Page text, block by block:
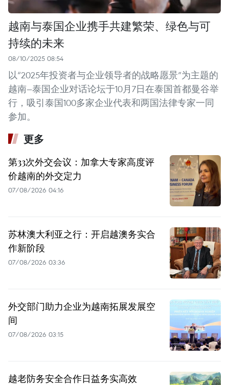
越南与泰国企业携手共建繁荣、绿色与可
持续的未来
08/10/2025 08:54
以“2025年投资者与企业领导者的战略愿景”为主题的
越南—泰国企业对话论坛于10月7日在泰国首都曼谷举
行，吸引泰国100多家企业代表和两国法律专家一同
参加。
更多
第33次外交会议：加拿大专家高度评
价越南的外交定力
07/08/2026 04:16
苏林澳大利亚之行：开启越澳务实合
作新阶段
07/08/2026 03:36
外交部门助力企业为越南拓展发展空
间
07/08/2026 03:15
越老防务安全合作日益务实高效